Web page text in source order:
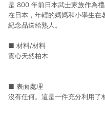
是 800 年前日本武士家族作為禮
在日本，年輕的媽媽和小學生在
紀念品送給熟人。
■ 材料/材料
實心天然柏木
■ 表面處理
沒有任何。這是一件充分利用了